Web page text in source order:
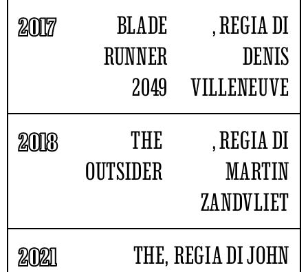
2017
BLADE
RUNNER
2049
, REGIA DI
DENIS
VILLENEUVE
2018
THE
OUTSIDER
, REGIA DI
MARTIN
ZANDVLIET
2021
THE, REGIA DI JOHN